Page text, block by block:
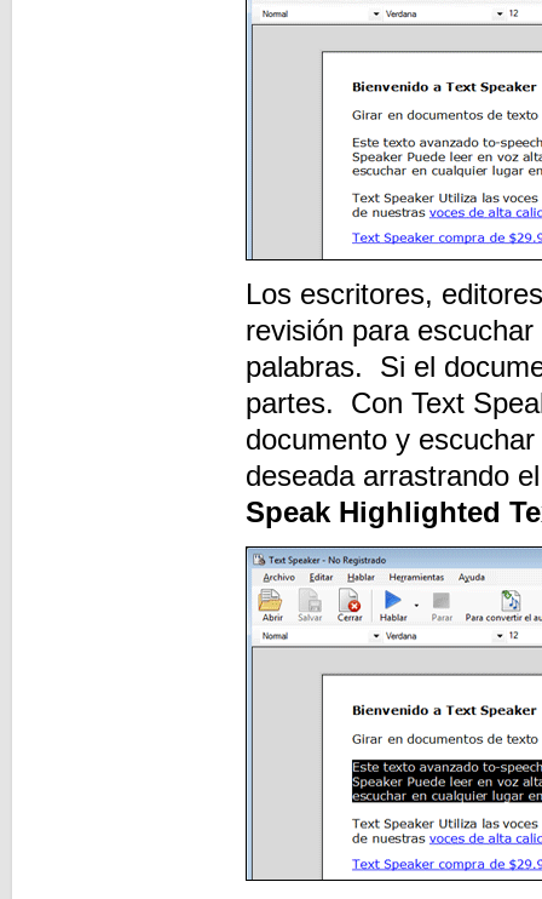
Los escritores,
revisión para
palabras. Si el
partes. Con Text
documento y
deseada arrastrando
Speak Highlighted